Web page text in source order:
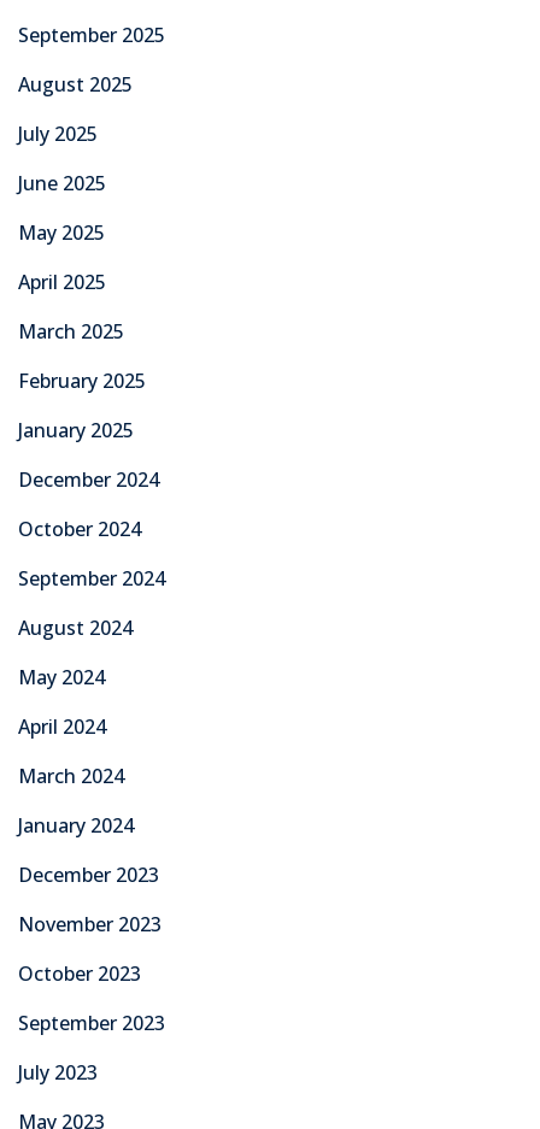
September 2025
August 2025
July 2025
June 2025
May 2025
April 2025
March 2025
February 2025
January 2025
December 2024
October 2024
September 2024
August 2024
May 2024
April 2024
March 2024
January 2024
December 2023
November 2023
October 2023
September 2023
July 2023
May 2023